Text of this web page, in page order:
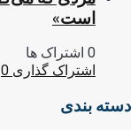
است»
0 اشتراک ها
اشتراک گذاری 0
دسته بندی